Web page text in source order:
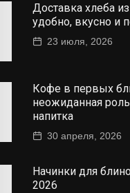
Доставка хлеба
удобно, вкусно и
23 июля, 2026
Кофе в первых
неожиданная
напитка
30 апреля, 2026
Начинки для
2026